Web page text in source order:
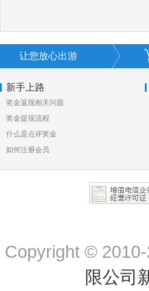
让您放心出游
新手上路
奖金返现相关问题
奖金提现流程
什么是点评奖金
如何注册会员
Copyright ©
限公司